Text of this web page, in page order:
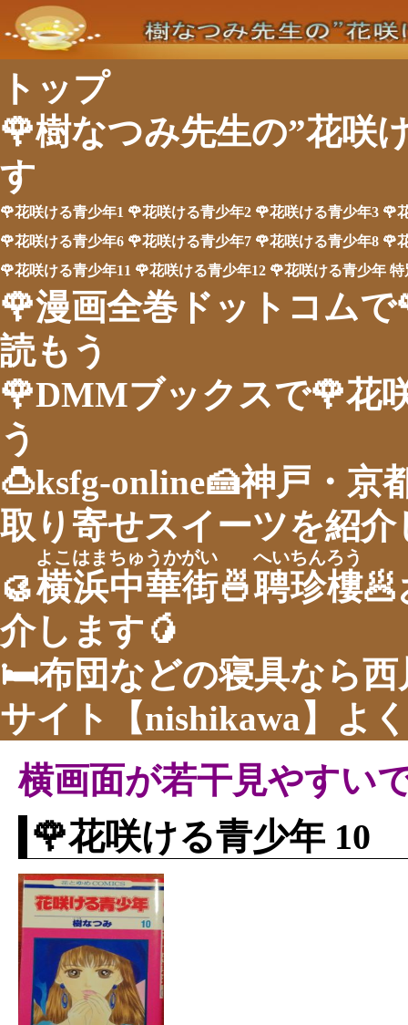
トップ
🌹樹なつみ先生の”花咲
す
🌹花咲ける青少年1 🌹花咲ける青少年2 🌹花咲ける青少年3 🌹
🌹花咲ける青少年6 🌹花咲ける青少年7 🌹花咲ける青少年8 🌹
🌹花咲ける青少年11 🌹花咲ける青少年12 🌹花咲ける青少年 特
🌹漫画全巻ドットコム
読もう
🌹DMMブックスで🌹花
う
🍮ksfg-online🍰神戸・京
取り寄せスイーツを紹介
🥮横浜中華街
よこはまちゅうかがい
🍜聘珍樓
へいちんろう
🥟
介します🥭
🛏布団などの寝具なら西
サイト【nishikawa】よ
横画面が若干見やすい
🌹花咲ける青少年 10